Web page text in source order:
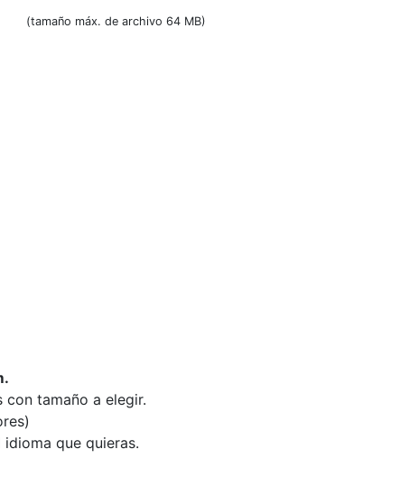
(tamaño máx. de archivo 64 MB)
con tamaño a elegir.
idioma que quieras.